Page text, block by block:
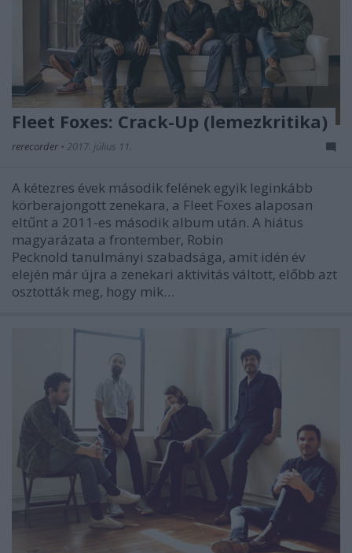
Fleet Foxes: Crack-Up (lemezkritika)
rerecorder • 2017. július 11.
A kétezres évek második felének egyik leginkább
körberajongott zenekara, a Fleet Foxes alaposan
eltűnt a 2011-es második album után. A hiátus
magyarázata a frontember, Robin
Pecknold tanulmányi szabadsága, amit idén év
elején már újra a zenekari aktivitás váltott, előbb azt
osztották meg, hogy mik…